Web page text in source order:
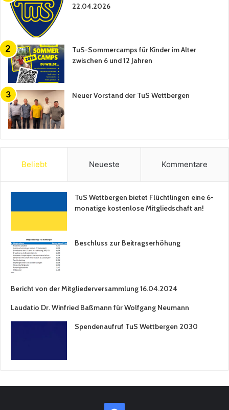
22.04.2026
TuS-Sommercamps für Kinder im Alter
zwischen 6 und 12 Jahren
Neuer Vorstand der TuS Wettbergen
Beliebt Neueste Kommentare
TuS Wettbergen bietet Flüchtlingen eine 6-
monatige kostenlose Mitgliedschaft an!
Beschluss zur Beitragserhöhung
Bericht von der Mitgliederversammlung 16.04.2024
Laudatio Dr. Winfried Baßmann für Wolfgang Neumann
Spendenaufruf TuS Wettbergen 2030